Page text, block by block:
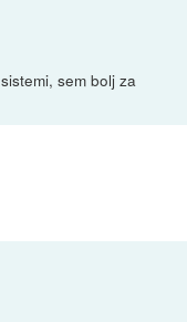
sem bolj za